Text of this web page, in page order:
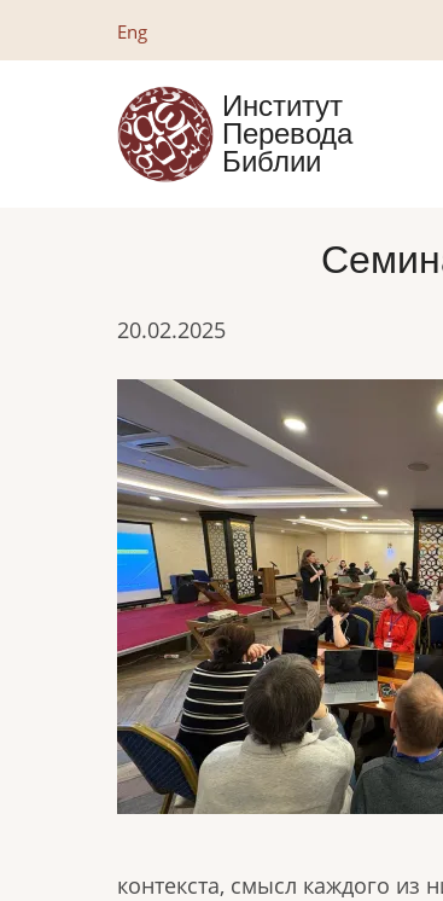
содержанию
Eng
Институт
Перевода
Библии
20.02.2025
контекста, смысл каждого